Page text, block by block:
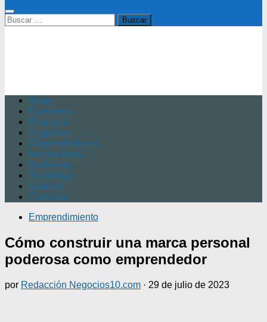
Buscar:
Inicio
Economía
Finanzas
Negocios
Emprendedores
Internacional
Marketing
Tecnología
Noticias
Contacto
Emprendimiento
Cómo construir una marca personal
poderosa como emprendedor
por Redacción Negocios10.com · 29 de julio de 2023